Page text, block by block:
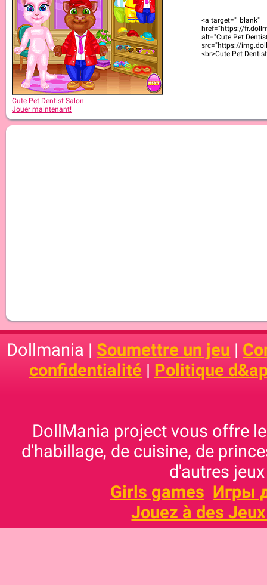
Cute Pet Dentist Salon
Jouer maintenant!
Dollmania | Soumettre un jeu |
confidentialité | Politique
DollMania project vous offre
d'habillage, de cuisine, de
d'autres
Girls games Игры
Jouez à des